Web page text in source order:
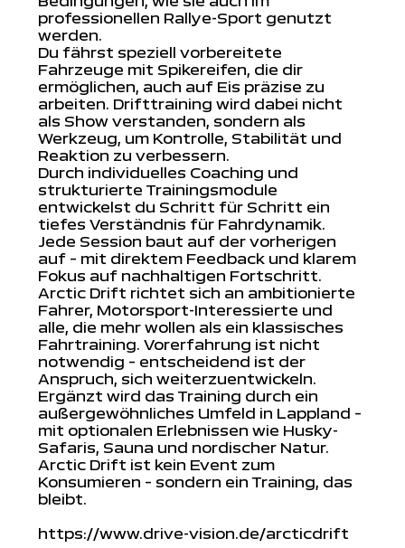
Bedingungen, wie sie auch im
professionellen Rallye-Sport genutzt
werden.
Du fährst speziell vorbereitete
Fahrzeuge mit Spikereifen, die dir
ermöglichen, auch auf Eis präzise zu
arbeiten. Drifttraining wird dabei nicht
als Show verstanden, sondern als
Werkzeug, um Kontrolle, Stabilität und
Reaktion zu verbessern.
Durch individuelles Coaching und
strukturierte Trainingsmodule
entwickelst du Schritt für Schritt ein
tiefes Verständnis für Fahrdynamik.
Jede Session baut auf der vorherigen
auf – mit direktem Feedback und klarem
Fokus auf nachhaltigen Fortschritt.
Arctic Drift richtet sich an ambitionierte
Fahrer, Motorsport-Interessierte und
alle, die mehr wollen als ein klassisches
Fahrtraining. Vorerfahrung ist nicht
notwendig – entscheidend ist der
Anspruch, sich weiterzuentwickeln.
Ergänzt wird das Training durch ein
außergewöhnliches Umfeld in Lappland –
mit optionalen Erlebnissen wie Husky-
Safaris, Sauna und nordischer Natur.
Arctic Drift ist kein Event zum
Konsumieren – sondern ein Training, das
bleibt.
https://www.drive-vision.de/arcticdrift